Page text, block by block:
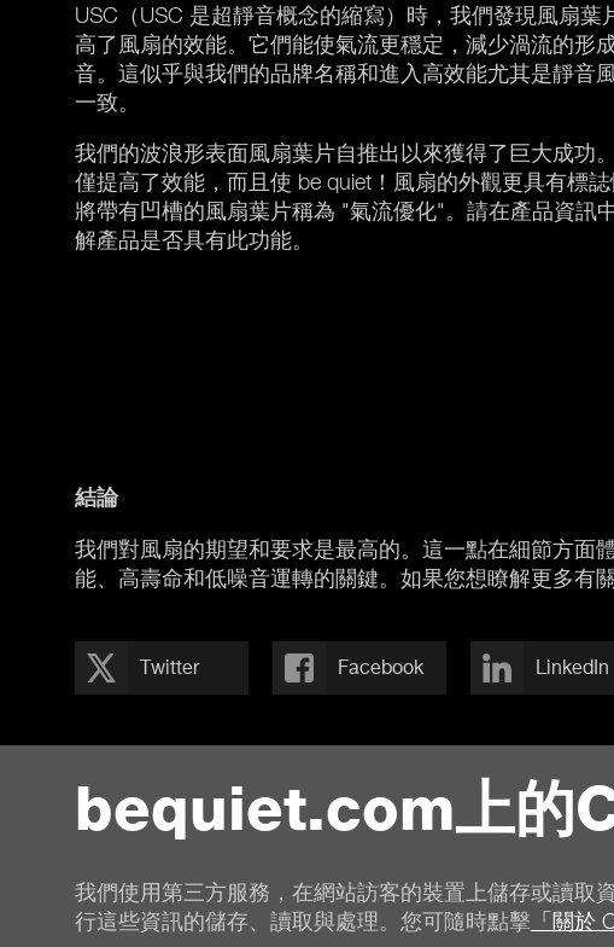
bequiet.com上的
我們使用第三方服務，在網站訪客的裝置上儲存或讀取
行這些資訊的儲存、讀取與處理。您可隨時點擊 「關於
USC（USC 是超靜音概念的縮寫）時，我們發現風扇葉
高了風扇的效能。它們能使氣流更穩定，減少渦流的形
音。這似乎與我們的品牌名稱和進入高效能尤其是靜音
一致。
我們的波浪形表面風扇葉片自推出以來獲得了巨大成功
僅提高了效能，而且使 be quiet！風扇的外觀更具有標
將帶有凹槽的風扇葉片稱為 "氣流優化"。請在產品資訊
解產品是否具有此功能。
結論
我們對風扇的期望和要求是最高的。這一點在細節方面
能、高壽命和低噪音運轉的關鍵。如果您想瞭解更多有
Twitter Facebook LinkedIn
上一頁